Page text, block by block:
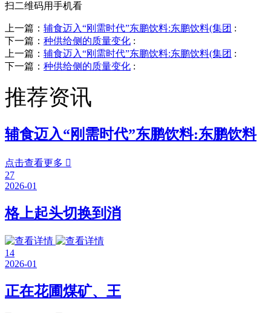
扫二维码用手机看
上一篇： 辅食迈入“刚需时代”东鹏饮料:东鹏饮料(集团 :
下一篇： 种供给侧的质量变化 :
上一篇： 辅食迈入“刚需时代”东鹏饮料:东鹏饮料(集团 :
下一篇： 种供给侧的质量变化 :
推荐资讯
辅食迈入“刚需时代”东鹏饮料:东鹏饮料
点击查看更多 
27
2026-01
格上起头切换到消
14
2026-01
正在花圃煤矿、王